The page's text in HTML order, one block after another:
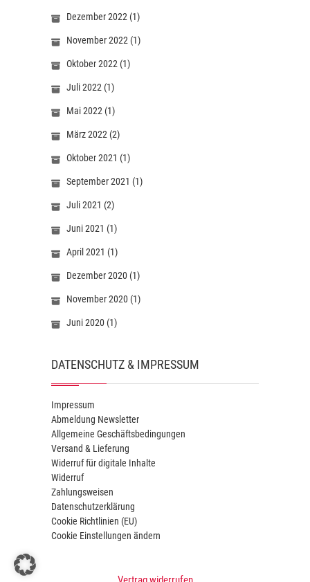
Dezember 2022 (1)
November 2022 (1)
Oktober 2022 (1)
Juli 2022 (1)
Mai 2022 (1)
März 2022 (2)
Oktober 2021 (1)
September 2021 (1)
Juli 2021 (2)
Juni 2021 (1)
April 2021 (1)
Dezember 2020 (1)
November 2020 (1)
Juni 2020 (1)
DATENSCHUTZ & IMPRESSUM
Impressum
Abmeldung Newsletter
Allgemeine Geschäftsbedingungen
Versand & Lieferung
Widerruf für digitale Inhalte
Widerruf
Zahlungsweisen
Datenschutzerklärung
Cookie Richtlinien (EU)
Cookie Einstellungen ändern